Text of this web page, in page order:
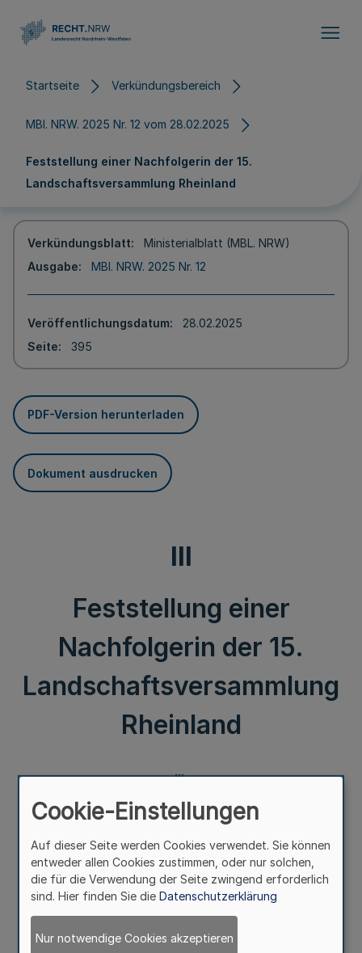
Startseite Verkündungsbereich
MBl. NRW. 2025 Nr. 12 vom 28.02.2025
Feststellung einer Nachfolgerin der 15.
Landschaftsversammlung Rheinland
Verkündungsblatt
Ministerialblatt (MBL. NRW)
Ausgabe
MBl. NRW. 2025 Nr. 12
Veröffentlichungsdatum
28.02.2025
Seite
395
PDF-Version herunterladen
Dokument ausdrucken
III
Feststellung einer
Nachfolgerin der 15.
Landschaftsversammlung
Rheinland
III.
Feststellung einer Nachfolgerin
der 15. Landschaftsversammlung Rheinland
Bekanntmachung
des Landschaftsverbandes Rheinland
Vom 14. Februar 2025
Cookie-Einstellungen
Auf dieser Seite werden Cookies verwendet. Sie können
entweder allen Cookies zustimmen, oder nur solchen,
die für die Verwendung der Seite zwingend erforderlich
sind. Hier finden Sie die Datenschutzerklärung
Nur notwendige Cookies akzeptieren